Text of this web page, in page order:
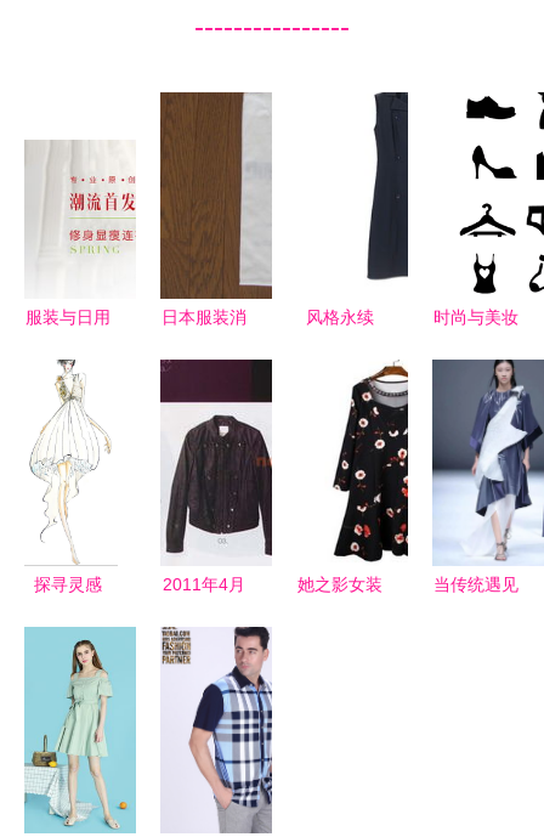
----------------
服装与日用
与实用的双
重奏
日本服装消
格、二手市
场与购买渠
道全解析
风格永续
黑色双排扣
连衣裙的时
尚美学与搭
配灵感
时尚与美妆
如何运用矢
量素材提升
化妆品销售
探寻灵感
装系列设计
图集
2011年4月
志热销女装
及配饰精选
第一辑
她之影女装
当传统遇见